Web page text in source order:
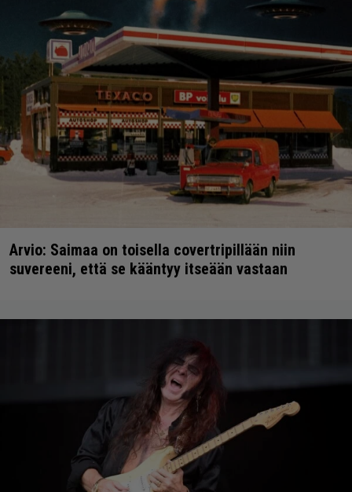
Arvio: Saimaa on toisella covertripillään niin
suvereeni, että se kääntyy itseään vastaan